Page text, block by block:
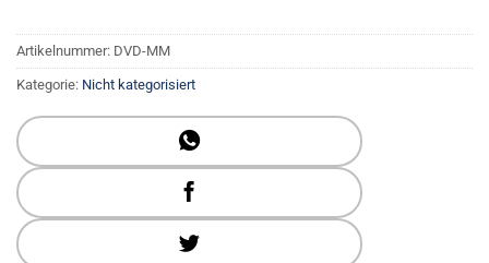
Artikelnummer: DVD-MM
Kategorie: Nicht kategorisiert